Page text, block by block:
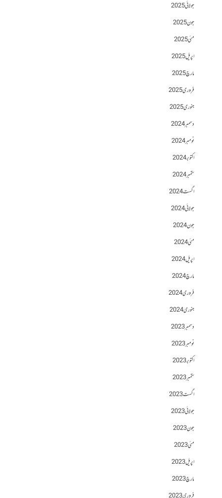
جولائی 2025
جون 2025
مئی 2025
اپریل 2025
مارچ 2025
فروری 2025
جنوری 2025
دسمبر 2024
نومبر 2024
اکتوبر 2024
ستمبر 2024
اگست 2024
جولائی 2024
جون 2024
مئی 2024
اپریل 2024
مارچ 2024
فروری 2024
جنوری 2024
دسمبر 2023
نومبر 2023
اکتوبر 2023
ستمبر 2023
اگست 2023
جولائی 2023
جون 2023
مئی 2023
اپریل 2023
مارچ 2023